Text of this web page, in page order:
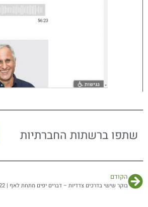
שתפו ברשתות החברתיות
הקודם
בוקר שישי בדרכים צדדיות – דברים יפים מתחת לאף | 27.5.22